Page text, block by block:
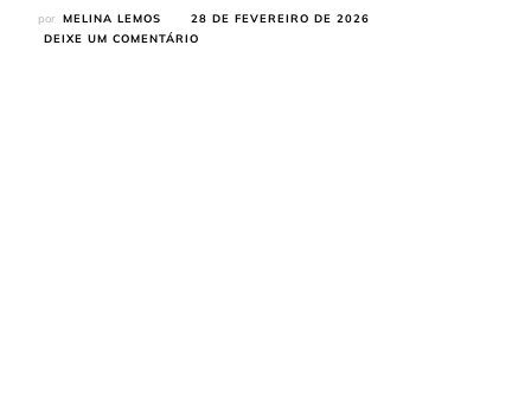
por MELINA LEMOS
28 DE FEVEREIRO DE 2026
DEIXE UM COMENTÁRIO